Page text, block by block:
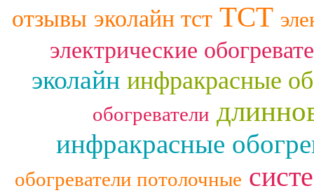
отзывы эколайн тст ТСТ
электрические
эколайн инфракрасные
обогреватели
инфракрасные
обогреватели потолочные